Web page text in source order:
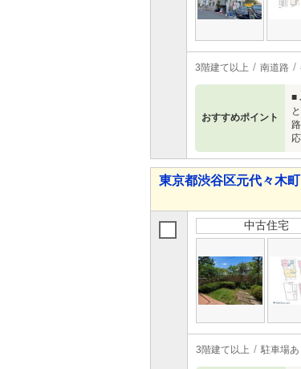
3階建て以上 南道路
おすすめポイント
■
東京都渋谷区元代々木
中古住宅
3階建て以上 駐車場あ